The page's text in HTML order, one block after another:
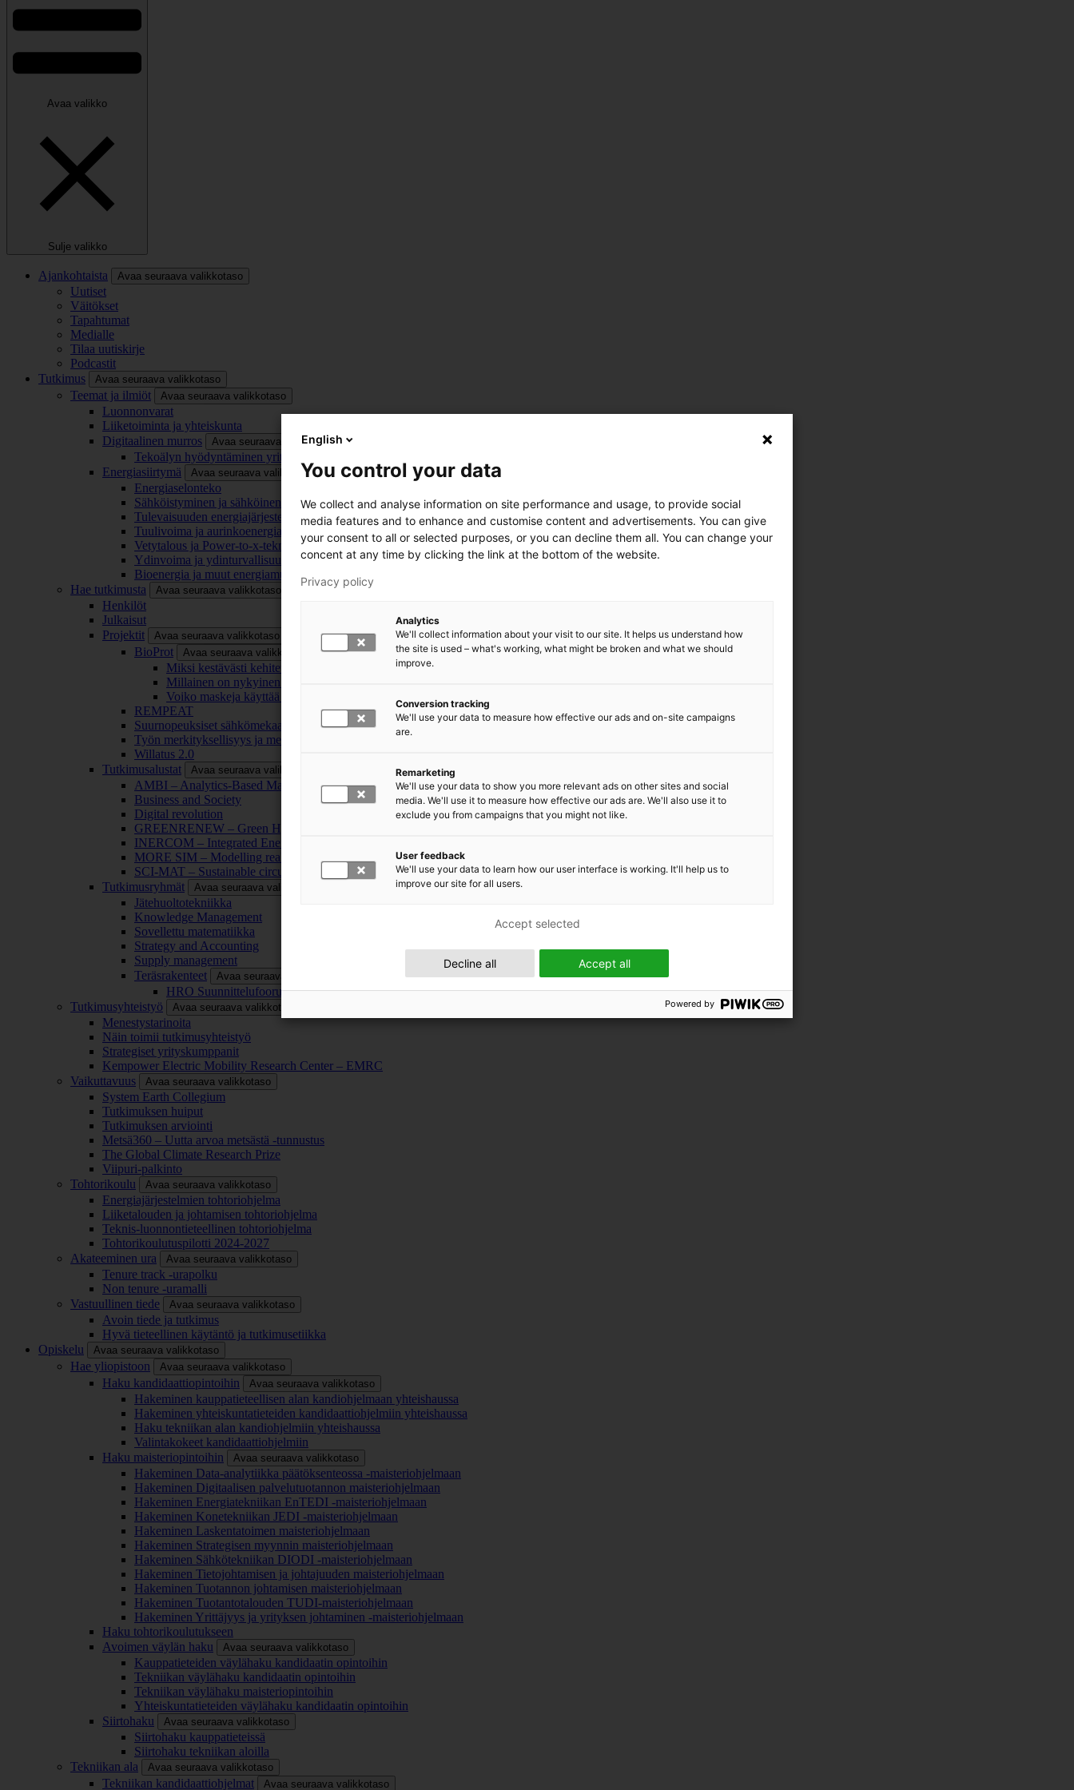
Avaa valikko
Sulje valikko
Ajankohtaista Avaa seuraava valikkotaso
Uutiset
Väitökset
Tapahtumat
Medialle
Tilaa uutiskirje
Podcastit
Tutkimus
Avaa seuraava valikkotaso
Teemat ja ilmiöt Avaa seuraava valikkotaso
Luonnonvarat
Liiketoiminta ja yhteiskunta
Digitaalinen murros
Avaa seuraava valikkotaso
Tekoälyn hyödyntäminen yrityksissä
Energiasiirtymä
Avaa seuraava valikkotaso
Energiaselonteko
Sähköistyminen ja sähköinen liikenne
Tulevaisuuden energiajärjestelmä
Tuulivoima ja aurinkoenergia
Vetytalous ja Power-to-x-teknologia
Ydinvoima ja ydinturvallisuus
Bioenergia ja muut energiamuodot
Hae tutkimusta
Avaa seuraava valikkotaso
Henkilöt
Julkaisut
Projektit
Avaa seuraava valikkotaso
BioProt Avaa seuraava valikkotaso
Miksi kestävästi kehitetty maski on tärkeä?
Millainen on nykyinen ja tulevaisuuden kasvomaski?
Voiko maskeja käyttää uudelleen ja kierrättää?
REMPEAT
Suurnopeuksiset sähkömekaaniset energianmuunnosjärjestelmät
Työn merkityksellisyys ja merkityksettömyys
Willatus 2.0
Tutkimusalustat
Avaa seuraava valikkotaso
AMBI – Analytics-Based Management for Business and Manufacturing Industry
Business and Society
Digital revolution
GREENRENEW – Green Hydrogen and CO2 for Industry Renewal
INERCOM – Integrated Energy Conversion Machinery
MORE SIM – Modelling reality through simulation
SCI-MAT – Sustainable circularity of inorganic materials
Tutkimusryhmät
Avaa seuraava valikkotaso
Jätehuoltotekniikka
Knowledge Management
Sovellettu matematiikka
Strategy and Accounting
Supply management
Teräsrakenteet
Avaa seuraava valikkotaso
HRO Suunnittelufoorumi
Tutkimusyhteistyö
Avaa seuraava valikkotaso
Menestystarinoita
Näin toimii tutkimusyhteistyö
Strategiset yrityskumppanit
Kempower Electric Mobility Research Center – EMRC
Vaikuttavuus
Avaa seuraava valikkotaso
System Earth Collegium
Tutkimuksen huiput
Tutkimuksen arviointi
Metsä360 – Uutta arvoa metsästä -tunnustus
The Global Climate Research Prize
Viipuri-palkinto
Tohtorikoulu
Avaa seuraava valikkotaso
Energiajärjestelmien tohtoriohjelma
Liiketalouden ja johtamisen tohtoriohjelma
Teknis-luonnontieteellinen tohtoriohjelma
Tohtorikoulutuspilotti 2024-2027
Akateeminen ura
Avaa seuraava valikkotaso
Tenure track -urapolku
Non tenure -uramalli
Vastuullinen tiede
Avaa seuraava valikkotaso
Avoin tiede ja tutkimus
Hyvä tieteellinen käytäntö ja tutkimusetiikka
Opiskelu
Avaa seuraava valikkotaso
Hae yliopistoon Avaa seuraava valikkotaso
Haku kandidaattiopintoihin Avaa seuraava valikkotaso
Hakeminen kauppatieteellisen alan kandiohjelmaan yhteishaussa
Hakeminen yhteiskuntatieteiden kandidaattiohjelmiin yhteishaussa
Haku tekniikan alan kandiohjelmiin yhteishaussa
Valintakokeet kandidaattiohjelmiin
Haku maisteriopintoihin
Avaa seuraava valikkotaso
Hakeminen Data-analytiikka päätöksenteossa -maisteriohjelmaan
Hakeminen Digitaalisen palvelutuotannon maisteriohjelmaan
Hakeminen Energiatekniikan EnTEDI -maisteriohjelmaan
Hakeminen Konetekniikan JEDI -maisteriohjelmaan
Hakeminen Laskentatoimen maisteriohjelmaan
Hakeminen Strategisen myynnin maisteriohjelmaan
Hakeminen Sähkötekniikan DIODI -maisteriohjelmaan
Hakeminen Tietojohtamisen ja johtajuuden maisteriohjelmaan
Hakeminen Tuotannon johtamisen maisteriohjelmaan
Hakeminen Tuotantotalouden TUDI-maisteriohjelmaan
Hakeminen Yrittäjyys ja yrityksen johtaminen -maisteriohjelmaan
Haku tohtorikoulutukseen
Avoimen väylän haku
Avaa seuraava valikkotaso
Kauppatieteiden väylähaku kandidaatin opintoihin
Tekniikan väylähaku kandidaatin opintoihin
Tekniikan väylähaku maisteriopintoihin
Yhteiskuntatieteiden väylähaku kandidaatin opintoihin
Siirtohaku
Avaa seuraava valikkotaso
Siirtohaku kauppatieteissä
Siirtohaku tekniikan aloilla
Tekniikan ala
Avaa seuraava valikkotaso
Tekniikan kandidaattiohjelmat Avaa seuraava valikkotaso
English
You control your data
We collect and analyse information on site performance and usage, to provide social
media features and to enhance and customise content and advertisements. You can give
your consent to all or selected purposes, or you can decline them all. You can change your
concent at any time by clicking the link at the bottom of the website.
Privacy policy
Analytics
We'll collect information about your visit to our site. It helps us understand how
the site is used – what's working, what might be broken and what we should
improve.
Conversion tracking
We'll use your data to measure how effective our ads and on-site campaigns
are.
Remarketing
We'll use your data to show you more relevant ads on other sites and social
media. We'll use it to measure how effective our ads are. We'll also use it to
exclude you from campaigns that you might not like.
User feedback
We'll use your data to learn how our user interface is working. It'll help us to
improve our site for all users.
Accept all
Decline all
Accept selected
Powered by